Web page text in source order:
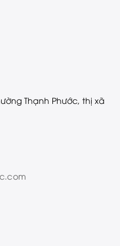
Thạnh Phước, thị xã